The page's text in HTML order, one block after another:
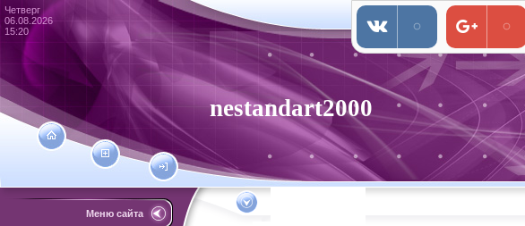
Четверг
06.08.2026
15:20
nestandart2000
Меню сайта